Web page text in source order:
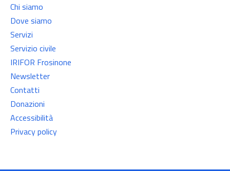
Chi siamo
Dove siamo
Servizi
Servizio civile
IRIFOR Frosinone
Newsletter
Contatti
Donazioni
Accessibilità
Privacy policy